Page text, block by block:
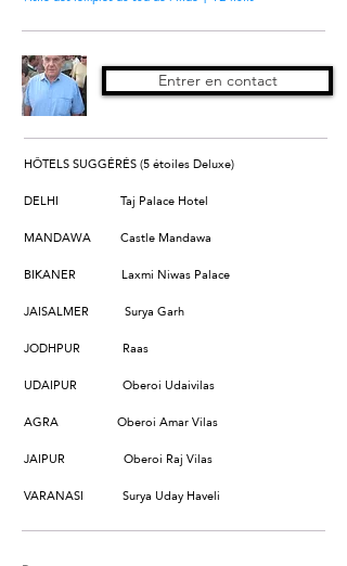
Entrer en contact
HÔTELS SUGGÉRÉS (5 étoiles Deluxe)
DELHI Taj Palace Hotel
MANDAWA Castle Mandawa
BIKANER Laxmi Niwas Palace
JAISALMER Surya Garh
JODHPUR Raas
UDAIPUR Oberoi Udaivilas
AGRA Oberoi Amar Vilas
JAIPUR Oberoi Raj Vilas
VARANASI Surya Uday Haveli